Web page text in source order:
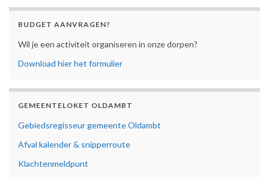
BUDGET AANVRAGEN?
Wil je een activiteit organiseren in onze dorpen?
Download hier het formulier
GEMEENTELOKET OLDAMBT
Gebiedsregisseur gemeente Oldambt
Afval kalender & snipperroute
Klachtenmeldpunt